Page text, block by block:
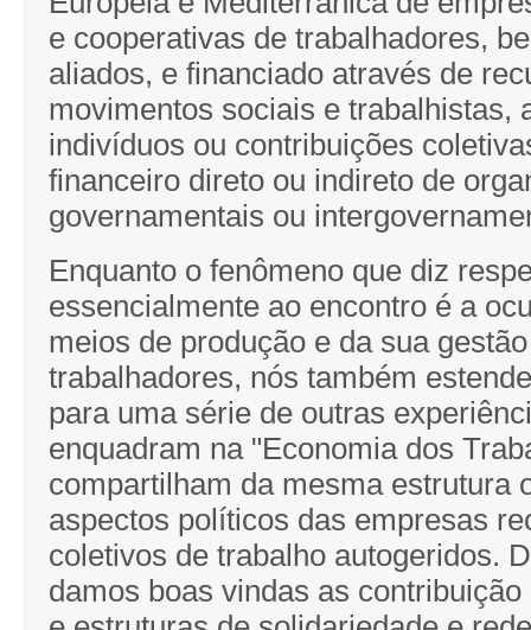
e cooperativas de trabalhadores,
aliados, e financiado através de
movimentos sociais e trabalhistas,
indivíduos ou contribuições
financeiro direto ou indireto de
governamentais ou
Enquanto o fenômeno que diz
essencialmente ao encontro é a
meios de produção e da sua
trabalhadores, nós também
para uma série de outras
enquadram na "Economia dos
compartilham da mesma estrutura
aspectos políticos das empresas
coletivos de trabalho autogeridos.
damos boas vindas as